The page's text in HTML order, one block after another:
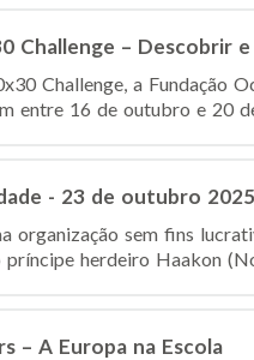
Challenge – Descobrir
Challenge, a Fundação
entre 16 de outubro e 20
- 23 de outubro 2025
organização sem fins
herdeiro Haakon
– A Europa na Escola